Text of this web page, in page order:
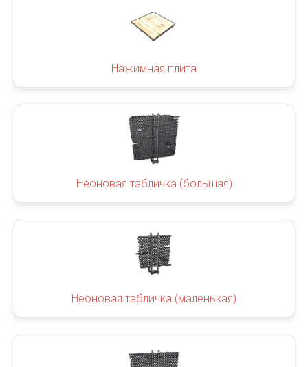
Нажимная плита
Неоновая табличка (большая)
Неоновая табличка (маленькая)